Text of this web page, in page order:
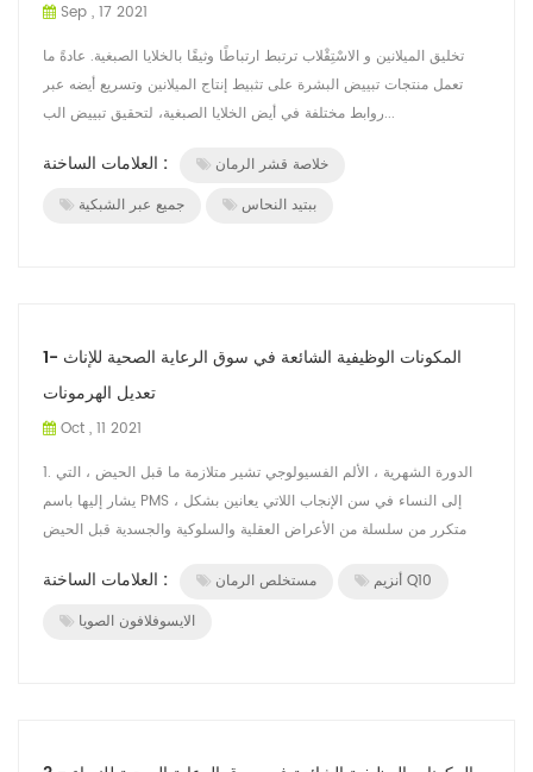
Sep , 17 2021
تخليق الميلانين و الاسْتِقْلاب ترتبط ارتباطًا وثيقًا بالخلايا الصبغية. عادةً ما
تعمل منتجات تبييض البشرة على تثبيط إنتاج الميلانين وتسريع أيضه عبر
روابط مختلفة في أيض الخلايا الصبغية، لتحقيق تبييض الب...
العلامات الساخنة :
خلاصة قشر الرمان
جميع عبر الشبكية
ببتيد النحاس
المكونات الوظيفية الشائعة في سوق الرعاية الصحية للإناث -1
تعديل الهرمونات
Oct , 11 2021
1. الدورة الشهرية ، الألم الفسيولوجي تشير متلازمة ما قبل الحيض ، التي
يشار إليها باسم PMS ، إلى النساء في سن الإنجاب اللاتي يعانين بشكل
متكرر من سلسلة من الأعراض العقلية والسلوكية والجسدية قبل الحيض
العلامات الساخنة : مستخلص الرمان
أنزيم Q10
الايسوفلافون الصويا